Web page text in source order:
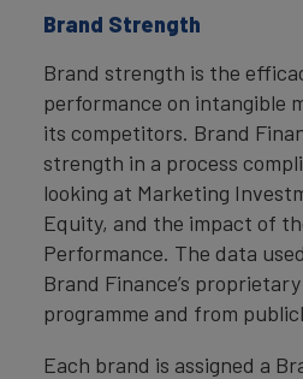
Brand Strength
Brand strength is the
performance on intangible
its competitors. Brand
strength in a process
looking at Marketing
Equity, and the impact of
Performance. The data
Brand Finance’s
programme and from
Each brand is assigned a